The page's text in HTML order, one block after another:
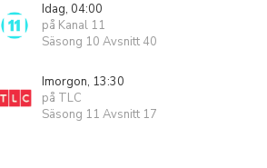
Idag, 04:00
på Kanal 11
Säsong 10 Avsnitt 40
Imorgon, 13:30
på TLC
Säsong 11 Avsnitt 17